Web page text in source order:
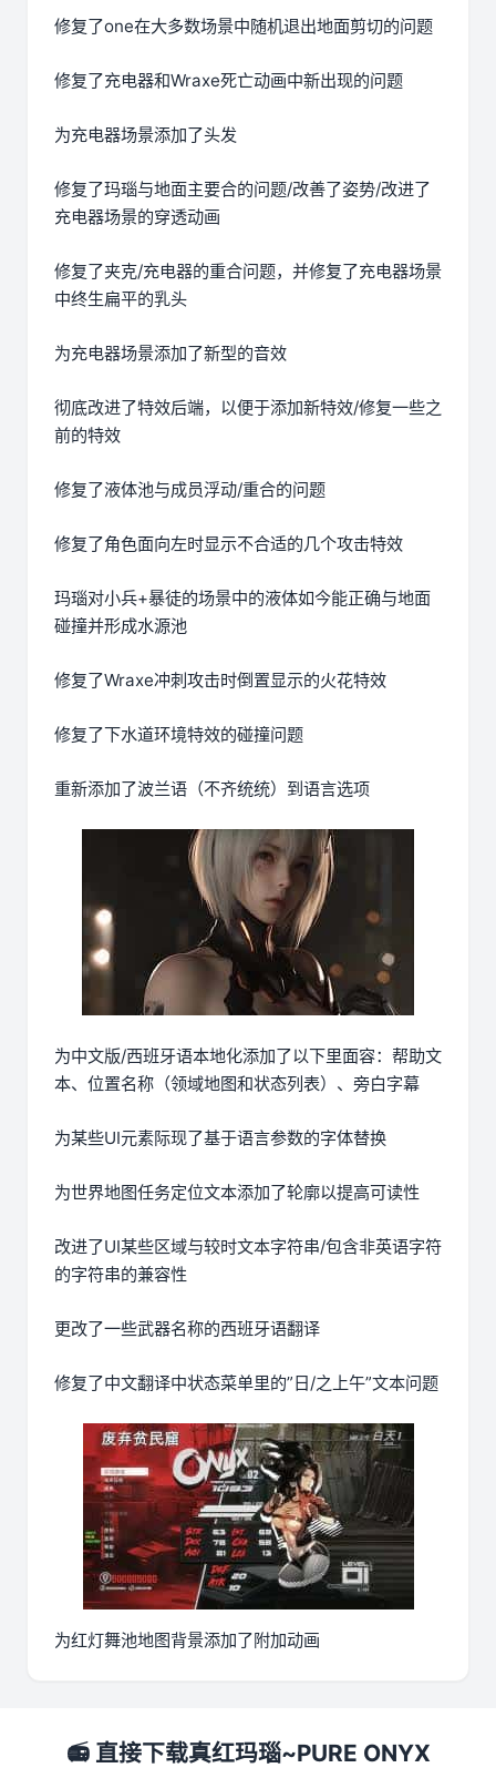
修复了one在大多数场景中随机退出地面剪切的问题
修复了充电器和Wraxe死亡动画中新出现的问题
为充电器场景添加了头发
修复了玛瑙与地面主要合的问题/改善了姿势/改进了
充电器场景的穿透动画
修复了夹克/充电器的重合问题，并修复了充电器场景
中终生扁平的乳头
为充电器场景添加了新型的音效
彻底改进了特效后端，以便于添加新特效/修复一些之
前的特效
修复了液体池与成员浮动/重合的问题
修复了角色面向左时显示不合适的几个攻击特效
玛瑙对小兵+暴徒的场景中的液体如今能正确与地面
碰撞并形成水源池
修复了Wraxe冲刺攻击时倒置显示的火花特效
修复了下水道环境特效的碰撞问题
重新添加了波兰语（不齐统统）到语言选项
为中文版/西班牙语本地化添加了以下里面容：帮助文
本、位置名称（领域地图和状态列表）、旁白字幕
为某些UI元素际现了基于语言参数的字体替换
为世界地图任务定位文本添加了轮廓以提高可读性
改进了UI某些区域与较时文本字符串/包含非英语字符
的字符串的兼容性
更改了一些武器名称的西班牙语翻译
修复了中文翻译中状态菜单里的”日/之上午”文本问题
为红灯舞池地图背景添加了附加动画
📻 直接下载真红玛瑙~PURE ONYX